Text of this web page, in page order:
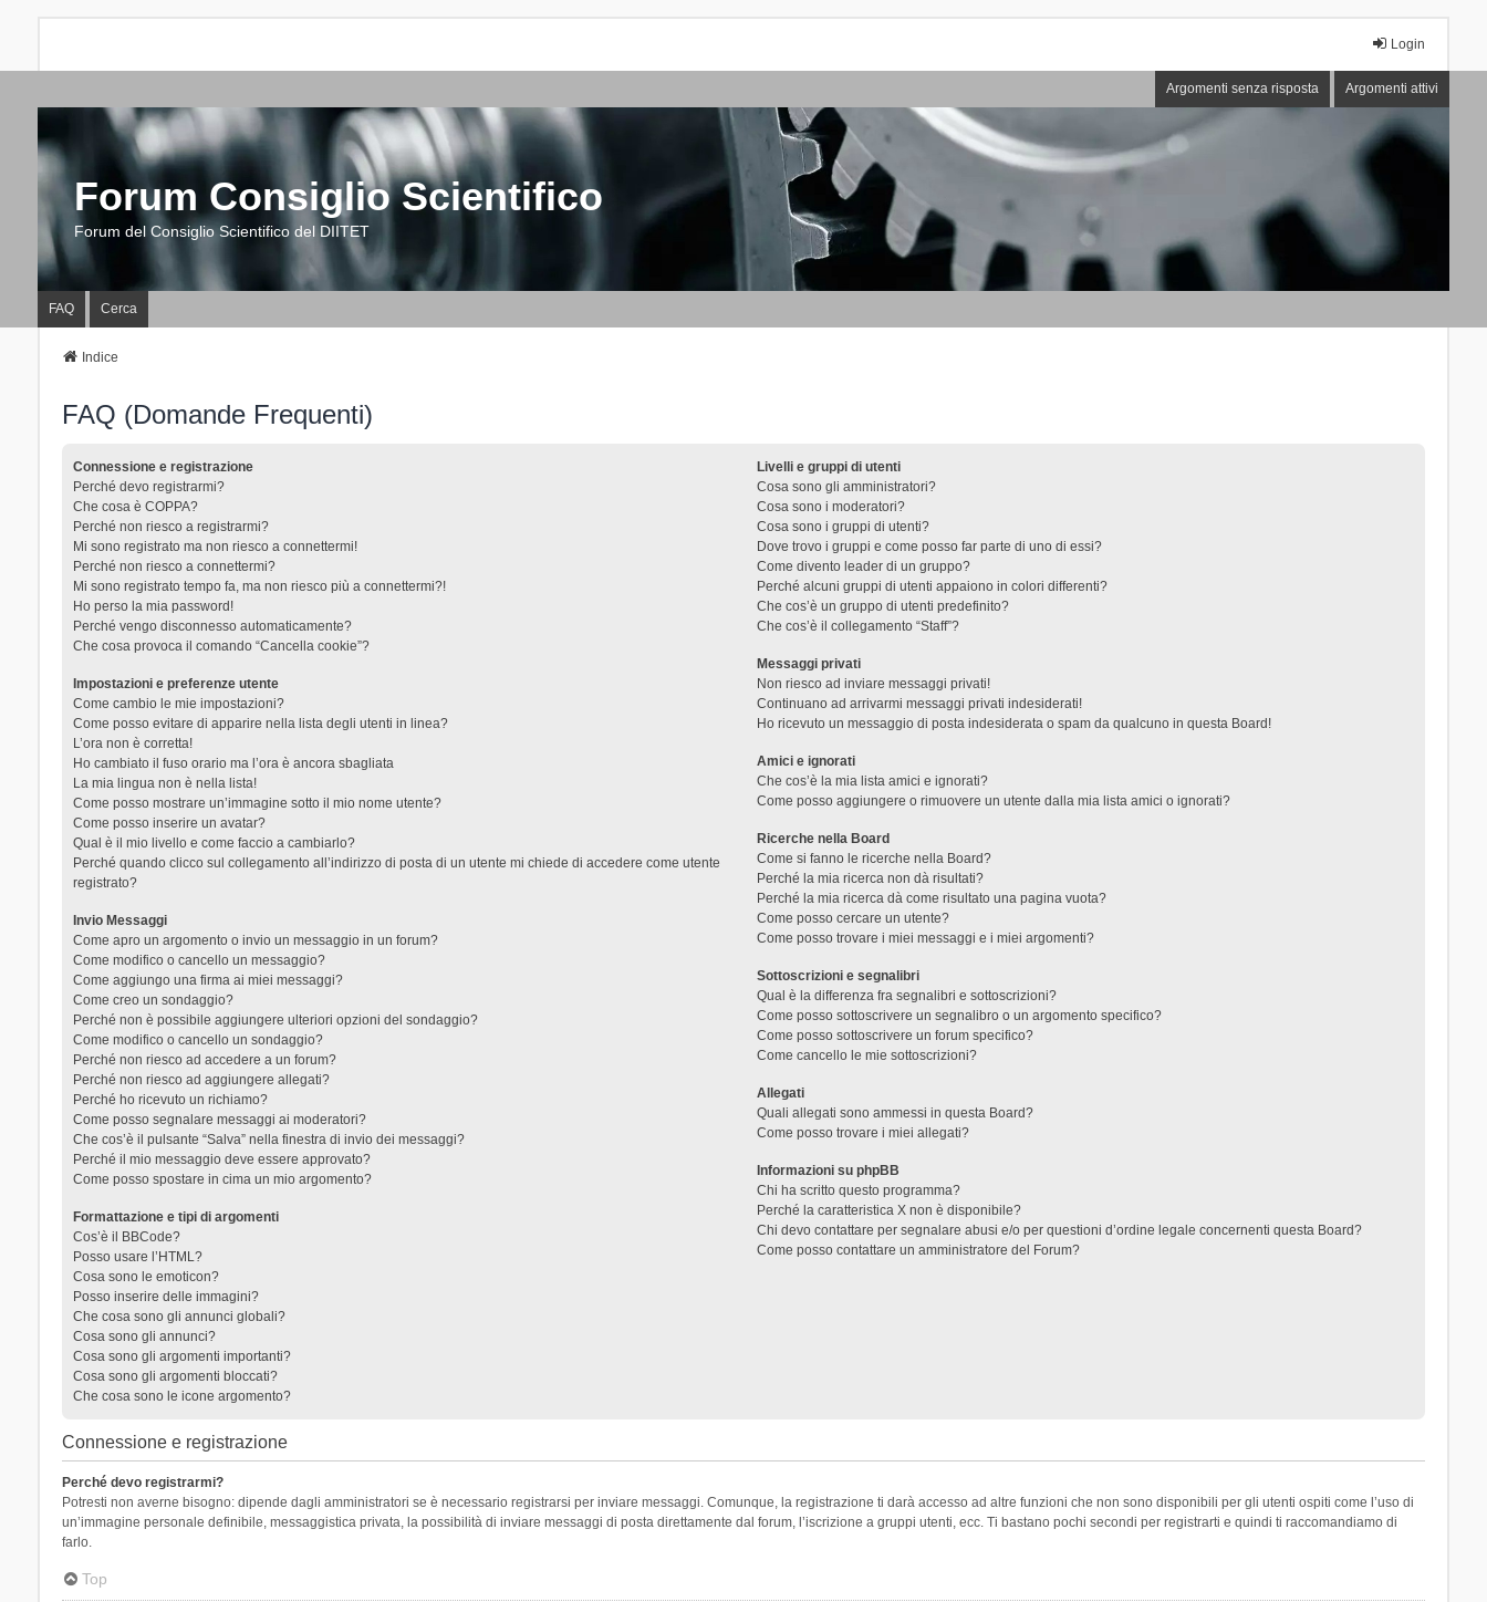
Login
Argomenti senza risposta Argomenti attivi
Forum Consiglio Scientifico
Forum del Consiglio Scientifico del DIITET
FAQ Cerca
Indice
FAQ (Domande Frequenti)
Connessione e registrazione
Perché devo registrarmi?
Che cosa è COPPA?
Perché non riesco a registrarmi?
Mi sono registrato ma non riesco a connettermi!
Perché non riesco a connettermi?
Mi sono registrato tempo fa, ma non riesco più a connettermi?!
Ho perso la mia password!
Perché vengo disconnesso automaticamente?
Che cosa provoca il comando “Cancella cookie”?
Impostazioni e preferenze utente
Come cambio le mie impostazioni?
Come posso evitare di apparire nella lista degli utenti in linea?
L’ora non è corretta!
Ho cambiato il fuso orario ma l’ora è ancora sbagliata
La mia lingua non è nella lista!
Come posso mostrare un’immagine sotto il mio nome utente?
Come posso inserire un avatar?
Qual è il mio livello e come faccio a cambiarlo?
Perché quando clicco sul collegamento all’indirizzo di posta di un utente mi chiede di accedere come utente
registrato?
Invio Messaggi
Come apro un argomento o invio un messaggio in un forum?
Come modifico o cancello un messaggio?
Come aggiungo una firma ai miei messaggi?
Come creo un sondaggio?
Perché non è possibile aggiungere ulteriori opzioni del sondaggio?
Come modifico o cancello un sondaggio?
Perché non riesco ad accedere a un forum?
Perché non riesco ad aggiungere allegati?
Perché ho ricevuto un richiamo?
Come posso segnalare messaggi ai moderatori?
Che cos’è il pulsante “Salva” nella finestra di invio dei messaggi?
Perché il mio messaggio deve essere approvato?
Come posso spostare in cima un mio argomento?
Formattazione e tipi di argomenti
Cos’è il BBCode?
Posso usare l’HTML?
Cosa sono le emoticon?
Posso inserire delle immagini?
Che cosa sono gli annunci globali?
Cosa sono gli annunci?
Cosa sono gli argomenti importanti?
Cosa sono gli argomenti bloccati?
Che cosa sono le icone argomento?
Livelli e gruppi di utenti
Cosa sono gli amministratori?
Cosa sono i moderatori?
Cosa sono i gruppi di utenti?
Dove trovo i gruppi e come posso far parte di uno di essi?
Come divento leader di un gruppo?
Perché alcuni gruppi di utenti appaiono in colori differenti?
Che cos’è un gruppo di utenti predefinito?
Che cos’è il collegamento “Staff”?
Messaggi privati
Non riesco ad inviare messaggi privati!
Continuano ad arrivarmi messaggi privati indesiderati!
Ho ricevuto un messaggio di posta indesiderata o spam da qualcuno in questa Board!
Amici e ignorati
Che cos’è la mia lista amici e ignorati?
Come posso aggiungere o rimuovere un utente dalla mia lista amici o ignorati?
Ricerche nella Board
Come si fanno le ricerche nella Board?
Perché la mia ricerca non dà risultati?
Perché la mia ricerca dà come risultato una pagina vuota?
Come posso cercare un utente?
Come posso trovare i miei messaggi e i miei argomenti?
Sottoscrizioni e segnalibri
Qual è la differenza fra segnalibri e sottoscrizioni?
Come posso sottoscrivere un segnalibro o un argomento specifico?
Come posso sottoscrivere un forum specifico?
Come cancello le mie sottoscrizioni?
Allegati
Quali allegati sono ammessi in questa Board?
Come posso trovare i miei allegati?
Informazioni su phpBB
Chi ha scritto questo programma?
Perché la caratteristica X non è disponibile?
Chi devo contattare per segnalare abusi e/o per questioni d’ordine legale concernenti questa Board?
Come posso contattare un amministratore del Forum?
Connessione e registrazione
Perché devo registrarmi?
Potresti non averne bisogno: dipende dagli amministratori se è necessario registrarsi per inviare messaggi. Comunque, la registrazione ti darà accesso ad altre funzioni che non sono disponibili per gli utenti ospiti come l’uso di
un’immagine personale definibile, messaggistica privata, la possibilità di inviare messaggi di posta direttamente dal forum, l’iscrizione a gruppi utenti, ecc. Ti bastano pochi secondi per registrarti e quindi ti raccomandiamo di
farlo.
Top